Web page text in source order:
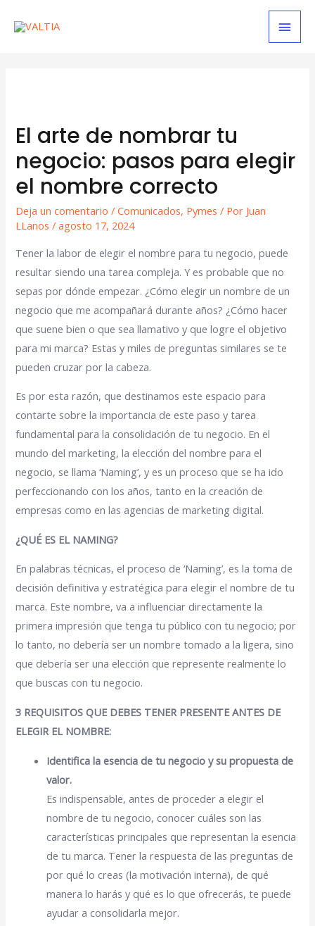
El arte de nombrar tu
negocio: pasos para elegir
el nombre correcto
Deja un comentario /Comunicados, Pymes / Por Juan
LLanos /agosto 17, 2024
Tener la labor de elegir el nombre para tu negocio, puede
resultar siendo una tarea compleja. Y es probable que no
sepas por dónde empezar. ¿Cómo elegir un nombre de un
negocio que me acompañará durante años? ¿Cómo hacer
que suene bien o que sea llamativo y que logre el objetivo
para mi marca? Estas y miles de preguntas similares se te
pueden cruzar por la cabeza.
Es por esta razón, que destinamos este espacio para
contarte sobre la importancia de este paso y tarea
fundamental para la consolidación de tu negocio. En el
mundo del marketing, la elección del nombre para el
negocio, se llama ‘Naming’, y es un proceso que se ha ido
perfeccionando con los años, tanto en la creación de
empresas como en las agencias de marketing digital.
¿QUÉ ES EL NAMING?
En palabras técnicas, el proceso de ‘Naming’, es la toma de
decisión definitiva y estratégica para elegir el nombre de tu
marca. Este nombre, va a influenciar directamente la
primera impresión que tenga tu público con tu negocio; por
lo tanto, no debería ser un nombre tomado a la ligera, sino
que debería ser una elección que represente realmente lo
que buscas con tu negocio.
3 REQUISITOS QUE DEBES TENER PRESENTE ANTES DE
ELEGIR EL NOMBRE:
Identifica la esencia de tu negocio y su propuesta de
valor.
Es indispensable, antes de proceder a elegir el
nombre de tu negocio, conocer cuáles son las
características principales que representan la esencia
de tu marca. Tener la respuesta de las preguntas de
por qué lo creas (la motivación interna), de qué
manera lo harás y qué es lo que ofrecerás, te puede
ayudar a consolidarla mejor.